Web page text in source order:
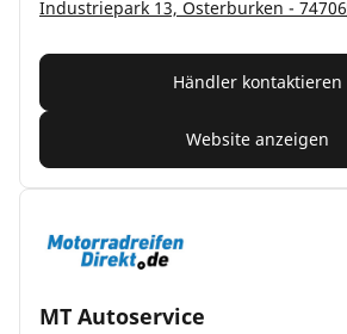
Industriepark 13, Osterburken - 74706
Händler kontaktieren
Website anzeigen
MT Autoservice